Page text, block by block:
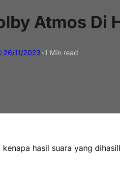
Atmos Di
26/11/2023•1 Min read
hasil suara yang